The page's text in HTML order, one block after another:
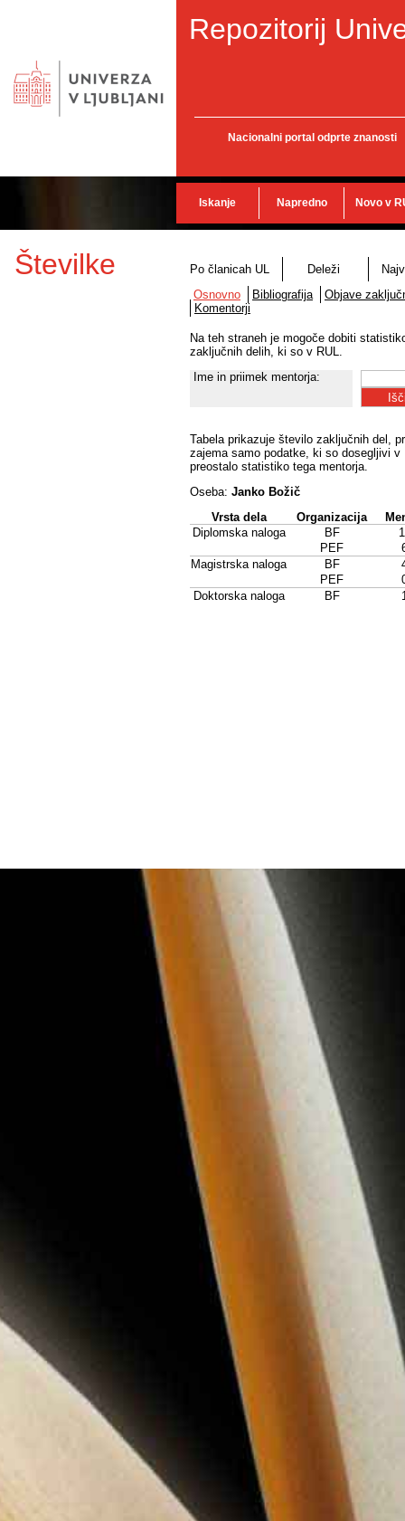
Repozitorij
Nacionalni portal odprte znanosti
Iskanje Napredno Novo v
Številke Po članicah UL Deleži
Osnovno
Bibliografija
Objave
Komentorji
Na teh straneh je mogoče dobiti
zaključnih delih, ki so v RUL.
Ime in priimek mentorja:
Tabela prikazuje število zaključnih del,
zajema samo podatke, ki so dosegljivi
preostalo statistiko tega mentorja.
Oseba: Janko Božič
Vrsta dela
Organizacija
Diplomska naloga
BF
PEF
Magistrska naloga
BF
PEF
Doktorska naloga
BF